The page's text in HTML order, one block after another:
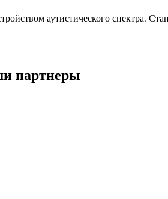
аутистического спектра.
партнеры